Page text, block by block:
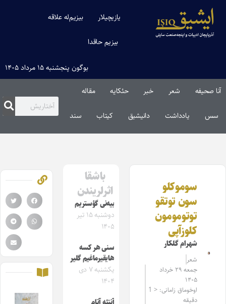
یازیچیلار بیزیم‌له علاقه
بیزیم حاقدا
بوگون پنجشنبه ۱۵ مرداد ۱۴۰۵
آنا صحیفه شعر خبر حئکایه مقاله‌
سس یادداشت دانیشیق کیتاب سند
سوموکلو
سون توتقو
توتومومون
کلوزآپی
شهرام گلکار
شعر
جمعه ۲۹ خرداد
۱۴۰۵
اوخوماق زامانی: < 1
دقیقه
باشقا
اثرلریندن
بیه‌نی گؤستریم
دوشنبه ۱۵ تیر
۱۴۰۵
سنی هر کسه
هایقیرماغیم گلیر
یکشنبه ۷ دی
۱۴۰۴